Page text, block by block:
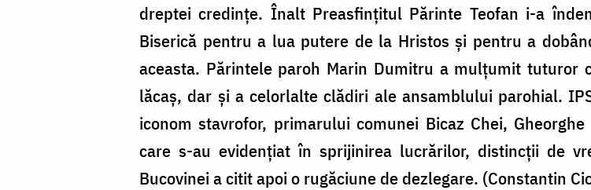
dreptei credințe. Înalt Preasfințitul Părinte Teofan i-a
Biserică pentru a lua putere de la Hristos și pentru a
aceasta. Părintele paroh Marin Dumitru a mulțumit
lăcaș, dar și a celorlalte clădiri ale ansamblului parohial.
iconom stavrofor, primarului comunei Bicaz Chei,
care s-au evidențiat în sprijinirea lucrărilor, distincții de
Bucovinei a citit apoi o rugăciune de dezlegare. (Constantin